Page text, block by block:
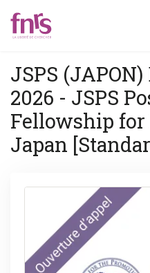
JSPS
2026 - JSPS
Fellowship for
Japan